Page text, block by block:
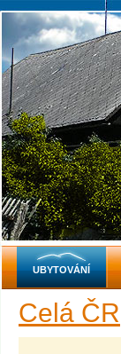
Celá ČR
UBYTOVÁNÍ